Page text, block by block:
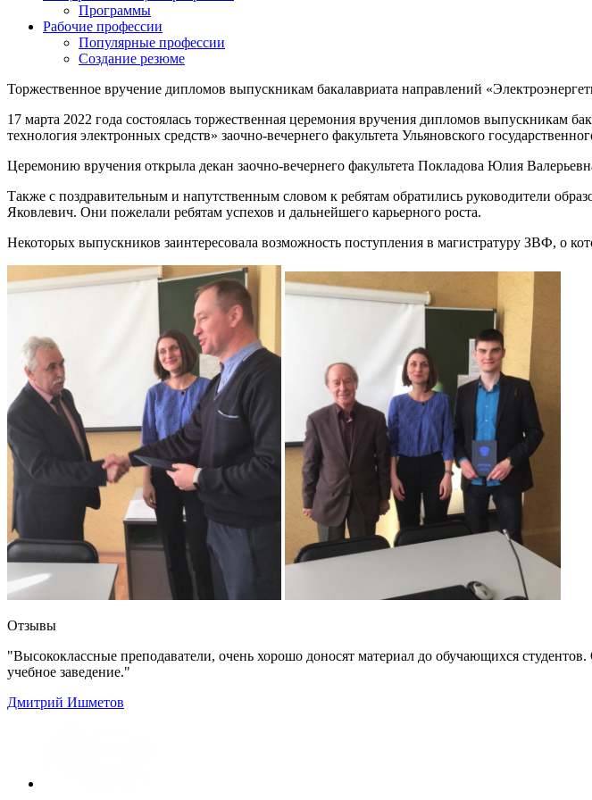
Программы
Рабочие профессии
Популярные профессии
Создание резюме
Торжественное вручение дипломов выпускникам бакалавриата направлений
17 марта 2022 года состоялась торжественная церемония вручения дипломов выпускникам
технология электронных средств» заочно-вечернего факультета Ульяновского
Церемонию вручения открыла декан заочно-вечернего факультета Покладова Юлия
Также с поздравительным и напутственным словом к ребятам обратились руководители
Яковлевич. Они пожелали ребятам успехов и дальнейшего карьерного роста.
Некоторых выпускников заинтересовала возможность поступления в магистратуру ЗВФ, о
Отзывы
"Высококлассные преподаватели, очень хорошо доносят материал до обучающихся
учебное заведение."
Дмитрий Ишметов